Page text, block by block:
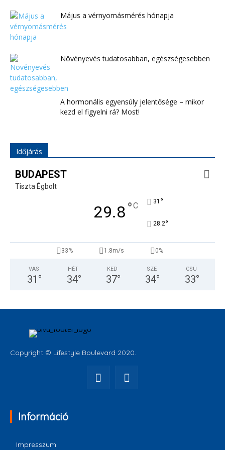
Május a vérnyomásmérés hónapja
Növényevés tudatosabban, egészségesebben
A hormonális egyensúly jelentősége – mikor
kezd el figyelni rá? Most!
Időjárás
BUDAPEST
Tiszta Égbolt
29.8°C 31 °
28.2°
33% 1.8m/s 0%
VAS
31 °
HÉT
34°
KED
37°
SZE
34°
CSÜ
33°
Copyright © Lifestyle Boulevard 2020.
Információ
Impresszum